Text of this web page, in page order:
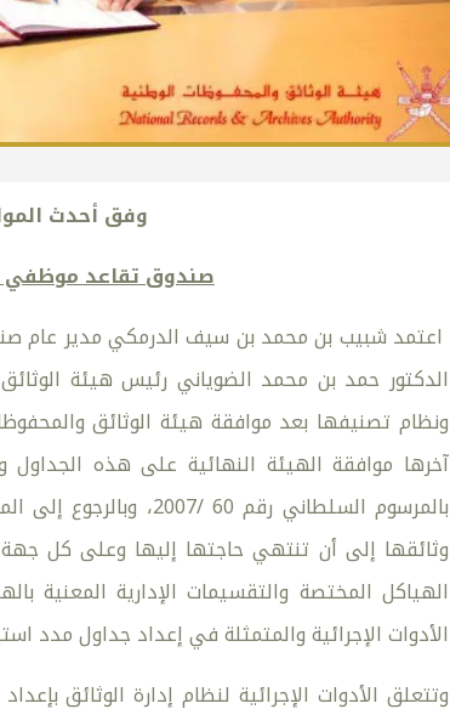
وفق أحدث
صندوق تقاعد موظفي
اعتمد شبيب بن محمد بن سيف الدرمكي مدير عام
الدكتور حمد بن محمد الضوياني رئيس هيئة
ونظام تصنيفها بعد موافقة هيئة الوثائق
آخرها موافقة الهيئة النهائية على هذه الجداول
وثائقها إلى أن تنتهي حاجتها إليها وعلى كل
الهياكل المختصة والتقسيمات الإدارية المعنية
الأدوات الإجرائية والمتمثلة في إعداد جداول مدد
وتتعلق الأدوات الإجرائية لنظام إدارة الوثائق